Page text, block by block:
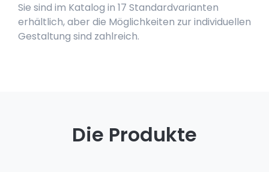
Sie sind im Katalog in 17 Standardvarianten
erhältlich, aber die Möglichkeiten zur individuellen
Gestaltung sind zahlreich.
Die Produkte